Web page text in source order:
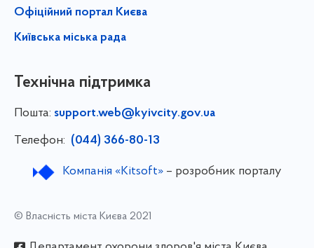
Офіційний портал Києва
Київська міська рада
Технічна підтримка
Пошта: support.web@kyivcity.gov.ua
Телефон: (044) 366-80-13
Компанія «Kitsoft»– розробник порталу
© Власність міста Києва 2021